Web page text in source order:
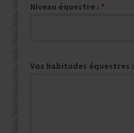
Niveau équestre :
Vos habitudes équestres :